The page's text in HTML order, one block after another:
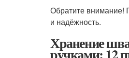
Обратите внимание!
и надёжность.
Хранение